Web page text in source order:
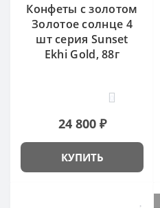
Конфеты с золотом
Золотое солнце 4
шт серия Sunset
Ekhi Gold, 88г
24 800 ₽
КУПИТЬ